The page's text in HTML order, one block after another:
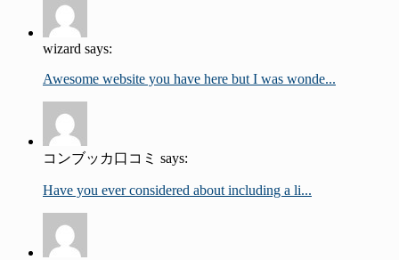
wizard says:
Awesome website you have here but I was wonde...
コンブッカ口コミ says:
Have you ever considered about including a li...